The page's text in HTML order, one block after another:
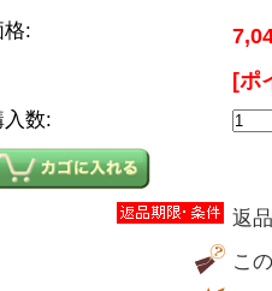
格:
[ポ
入数:
返
こ